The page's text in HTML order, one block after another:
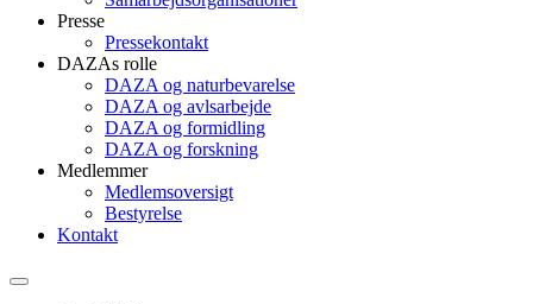
Presse
Pressekontakt
DAZAs rolle
DAZA og natur­bevarelse
DAZA og avls­arbejde
DAZA og formidling
DAZA og forskning
Medlemmer
Medlemsoversigt
Bestyrelse
Kontakt